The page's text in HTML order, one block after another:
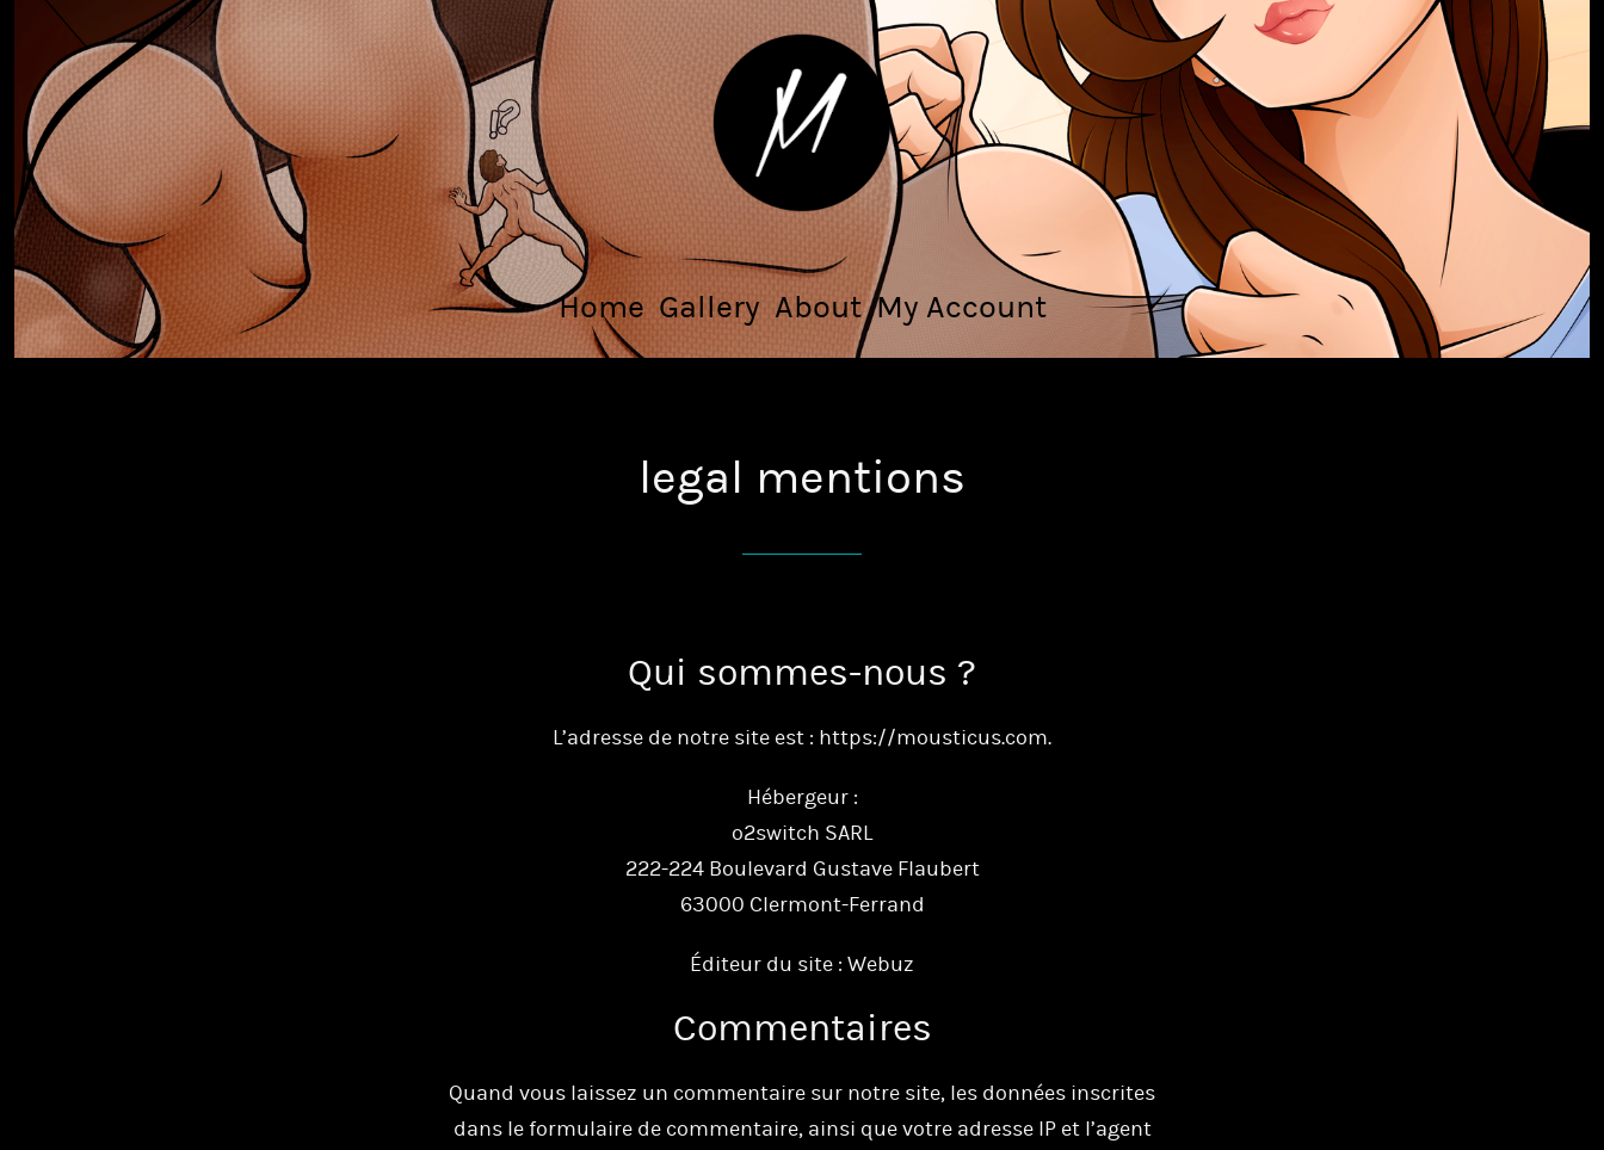
Home Gallery About My Account
legal mentions
Qui sommes-nous ?
L’adresse de notre site est : https://mousticus.com.
Hébergeur :
o2switch SARL
222-224 Boulevard Gustave Flaubert
63000 Clermont-Ferrand
Éditeur du site : Webuz
Commentaires
Quand vous laissez un commentaire sur notre site, les données inscrites
dans le formulaire de commentaire, ainsi que votre adresse IP et l’agent